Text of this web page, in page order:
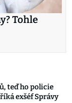
Tohle
teď ho policie
exšéf Správy